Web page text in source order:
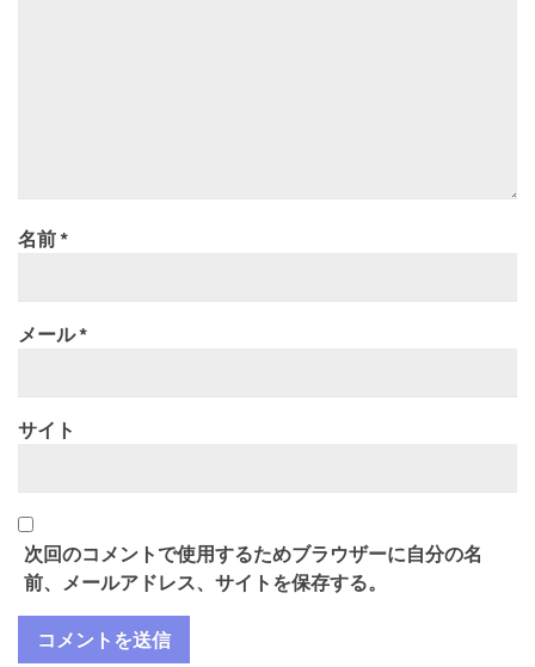
名前*
メール*
サイト
次回のコメントで使用するためブラウザーに自分の名
前、メールアドレス、サイトを保存する。